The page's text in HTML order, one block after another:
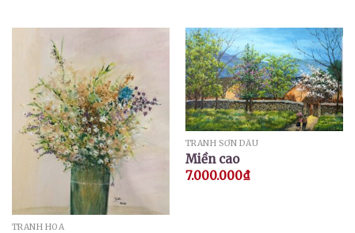
TRANH HOA
TRANH SƠN DẦU
Miền cao
7.000.000₫